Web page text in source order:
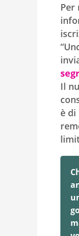
Per
Il
è di